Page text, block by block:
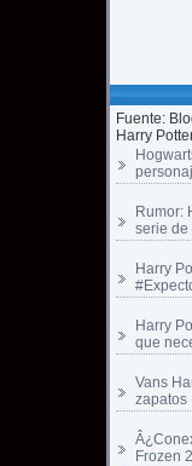
Fuente:
Harry
Rumor:
serie de
Harry
Harry
que
Vans
zapatos
Frozen